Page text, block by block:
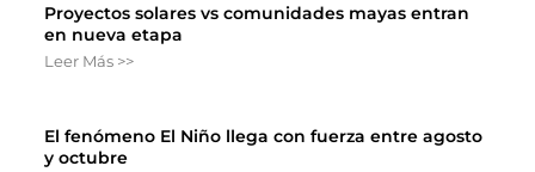
Proyectos solares vs comunidades mayas entran
en nueva etapa
Leer Más >>
El fenómeno El Niño llega con fuerza entre agosto
y octubre